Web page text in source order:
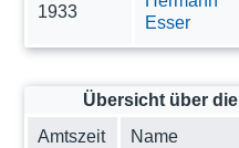
1933
Esser
Übersicht über
Amtszeit
Name